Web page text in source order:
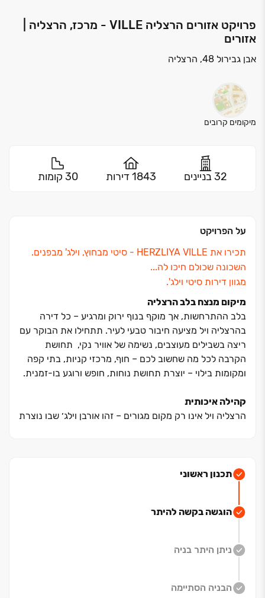
פרויקט אזורים הרצליה VILLE - מרכז, הרצליה |
אזורים
אבן גבירול 48, הרצליה
מיקומים קרובים
32 בניינים 1843 דירות 30 קומות
על הפרויקט
תכירו את HERZLIYA VILLE ‏- סיטי מבחוץ, וילג' מבפנים.
השכונה שכולם חיכו לה...
מגוון דירות סיטי וילג'.
מיקום מנצח בלב הרצליה
בלב ההתרחשות, אך מוקף בנוף ירוק ומרגיע ‏– כל דירה
בהרצליה ויל מציעה חיבור טבעי לעיר. תתחילו את הבוקר עם
ריצה בשבילים מעוצבים, נשימה של אוויר נקי, תחושת
הקרבה לכל מה שחשוב לכם ‏– חוף, מרכזי קניות, בתי קפה
ומקומות בילוי ‏– יוצרת תחושת נוחות, חופש ורוגע בו-זמנית.
קהילה איכותית
הרצליה ויל אינו רק מקום מגורים ‏– זהו אורבן וילג׳ שבו נוצרת
מקום שבו כולם מכירים, ותמיד תרגישו בבית.
מיני פנטאוזים ופנטאוזים, כל אחת עם מרפסת הדירות
פנימי‏–חיצוני. כל חלל נותן תחושה של פתיחות, אוויר ואור ‏–
המקום שבו תוכלו ליצור את החיים שלכם כפי שתמיד
בפרויקט מחכה לכם מתחם כושר פרטי עם ציוד חדיש
תכנון ראשוני
הוגשה בקשה להיתר
ניתן היתר בניה
הבניה הסתיימה